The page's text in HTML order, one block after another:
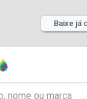
Baixe já